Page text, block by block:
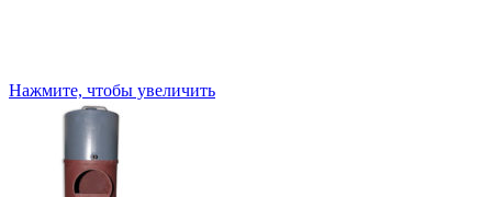
Нажмите, чтобы увеличить